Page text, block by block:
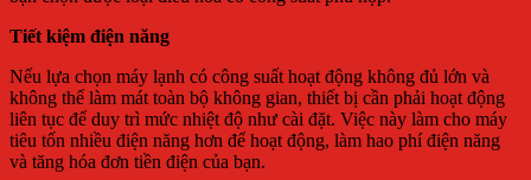
Tiết kiệm điện năng
Nếu lựa chọn máy lạnh có công suất hoạt động không đủ lớn và
không thể làm mát toàn bộ không gian, thiết bị cần phải hoạt động
liên tục để duy trì mức nhiệt độ như cài đặt. Việc này làm cho máy
tiêu tốn nhiều điện năng hơn để hoạt động, làm hao phí điện năng
và tăng hóa đơn tiền điện của bạn.